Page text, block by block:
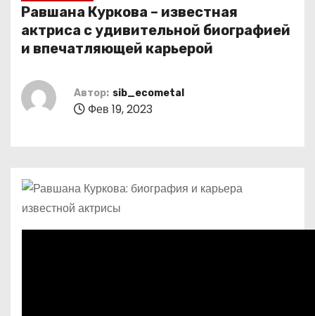
Равшана Куркова – известная
актриса с удивительной биографией
и впечатляющей карьерой
Автор: sib_ecometal
Фев 19, 2023